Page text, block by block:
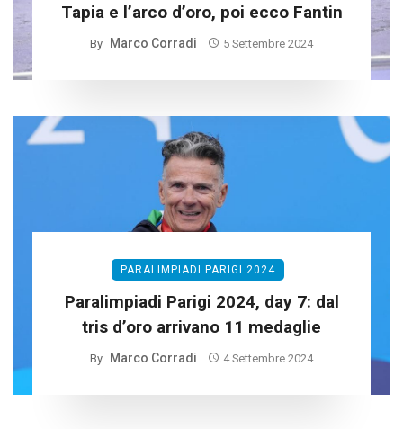
Tapia e l’arco d’oro, poi ecco Fantin
By Marco Corradi 5 Settembre 2024
PARALIMPIADI PARIGI 2024
Paralimpiadi Parigi 2024, day 7: dal
tris d’oro arrivano 11 medaglie
By Marco Corradi 4 Settembre 2024